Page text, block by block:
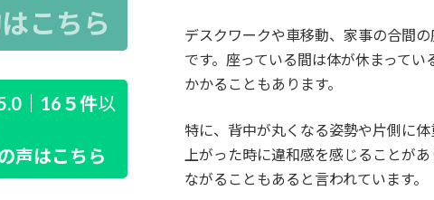
デスクワークや車移動、家事の合間
です。座っている間は体が休まって
かかることもあります。
特に、背中が丸くなる姿勢や片側に
上がった時に違和感を感じることが
ながることもあると言われています。
こちら
｜16５件以
声はこちら